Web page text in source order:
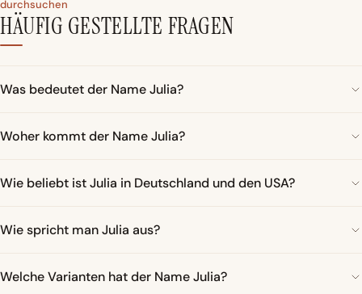
durchsuchen
HÄUFIG GESTELLTE FRAGEN
Was bedeutet der Name Julia?
Woher kommt der Name Julia?
Wie beliebt ist Julia in Deutschland und den USA?
Wie spricht man Julia aus?
Welche Varianten hat der Name Julia?